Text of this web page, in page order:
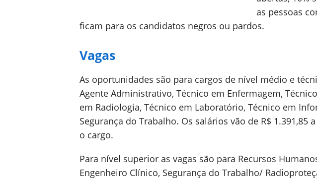
as pessoas
ficam para os candidatos negros ou pardos.
Vagas
As oportunidades são para cargos de nível médio e
Agente Administrativo, Técnico em Enfermagem,
em Radiologia, Técnico em Laboratório, Técnico em
Segurança do Trabalho. Os salários vão de R$ 1.391,85
o cargo.
Para nível superior as vagas são para Recursos
Engenheiro Clínico, Segurança do Trabalho/